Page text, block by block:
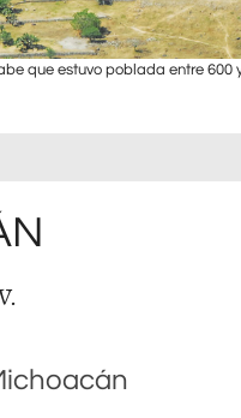
que estuvo poblada entre 600